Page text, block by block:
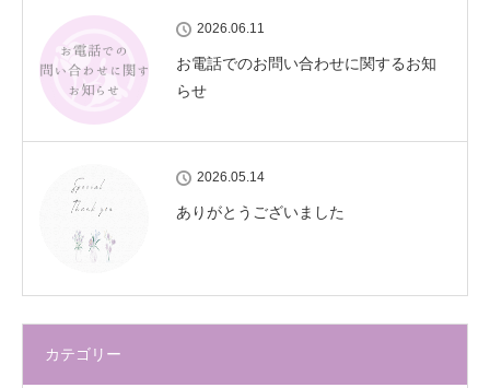
2026.06.11
お電話でのお問い合わせに関するお知
らせ
2026.05.14
ありがとうございました
カテゴリー